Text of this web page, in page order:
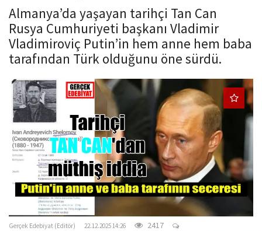
a
t
i
o
n
Almanya’da yaşayan tarihçi Tan Can
Rusya Cumhuriyeti başkanı Vladimir
Vladimiroviç Putin’in hem anne hem baba
tarafından Türk olduğunu öne sürdü.
gercekedebiyat.com
Gerçek Edebiyat (Editör) 22.12.2025 14:26 2417